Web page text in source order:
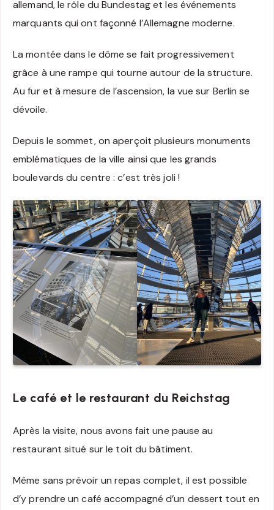
allemand, le rôle du Bundestag et les événements
marquants qui ont façonné l’Allemagne moderne.
La montée dans le dôme se fait progressivement
grâce à une rampe qui tourne autour de la structure.
Au fur et à mesure de l’ascension, la vue sur Berlin se
dévoile.
Depuis le sommet, on aperçoit plusieurs monuments
emblématiques de la ville ainsi que les grands
boulevards du centre : c’est très joli !
Le café et le restaurant du Reichstag
Après la visite, nous avons fait une pause au
restaurant situé sur le toit du bâtiment.
Même sans prévoir un repas complet, il est possible
d’y prendre un café accompagné d’un dessert tout en